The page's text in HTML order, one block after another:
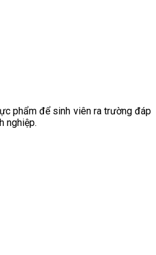
phẩm để sinh viên ra trường đáp
nghiệp.